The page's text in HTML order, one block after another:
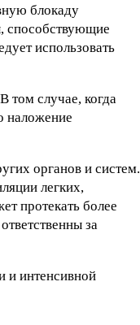
блокаду
способствующие
использовать
том случае, когда
наложение
органов и систем.
легких,
протекать более
за
и интенсивной